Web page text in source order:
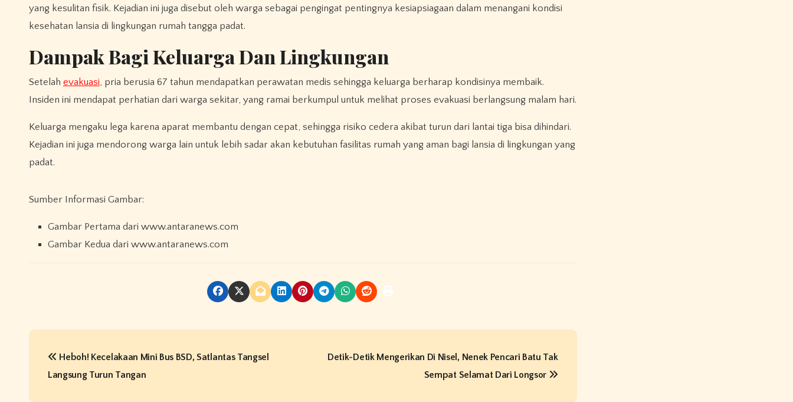
yang kesulitan fisik. Kejadian ini juga disebut oleh warga sebagai pengingat pentingnya kesiapsiagaan dalam menangani kondisi
kesehatan lansia di lingkungan rumah tangga padat.
Dampak Bagi Keluarga Dan Lingkungan
Setelah evakuasi , pria berusia 67 tahun mendapatkan perawatan medis sehingga keluarga berharap kondisinya membaik.
Insiden ini mendapat perhatian dari warga sekitar, yang ramai berkumpul untuk melihat proses evakuasi berlangsung malam hari.
Keluarga mengaku lega karena aparat membantu dengan cepat, sehingga risiko cedera akibat turun dari lantai tiga bisa dihindari.
Kejadian ini juga mendorong warga lain untuk lebih sadar akan kebutuhan fasilitas rumah yang aman bagi lansia di lingkungan yang
padat.
Sumber Informasi Gambar:
Gambar Pertama dari www.antaranews.com
Gambar Kedua dari www.antaranews.com
P
Heboh! Kecelakaan Mini Bus BSD, Satlantas Tangsel
Langsung Turun Tangan
Detik-Detik Mengerikan Di Nisel, Nenek Pencari Batu Tak
Sempat Selamat Dari Longsor